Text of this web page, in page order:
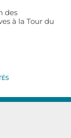
des
à la Tour du